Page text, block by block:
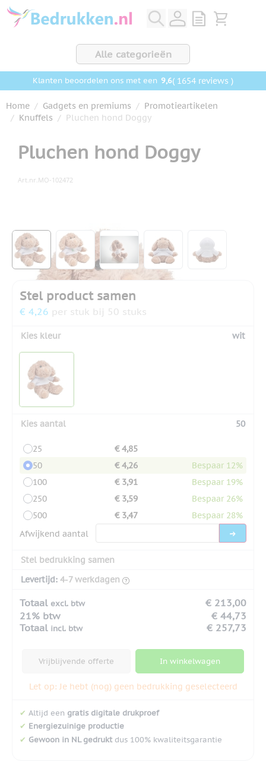
Ga naar de inhoud
View quote,
Bekijk
Alle categorieën
Klanten beoordelen ons met een 9,6( 1654 reviews )
Home / Gadgets en premiums / Promotieartikelen
/ Knuffels / Pluchen hond Doggy
Pluchen hond Doggy
Art.nr. MO-102472
View larger imageView larger imageView larger imageView larger image
Stel product samen
€ 4,26 per stuk bij 50 stuks
Kies kleur wit
Kies aantal 50
25
€ 4,85
50
€ 4,26
Bespaar 12%
100
€ 3,91
Bespaar 19%
250
€ 3,59
Bespaar 26%
500
€ 3,47
Bespaar 28%
Afwijkend aantal
Stel bedrukking samen
Levertijd: 4-7 werkdagen
Totaal excl. btw
€ 213,00
21% btw
€ 44,73
Totaal incl. btw € 257,73
Vrijblijvende offerte In winkelwagen
Let op: Je hebt (nog) geen bedrukking geselecteerd
✔ Altijd een gratis digitale drukproef
✔ Energiezuinige productie
✔ Gewoon in NL gedruktdus 100% kwaliteitsgarantie